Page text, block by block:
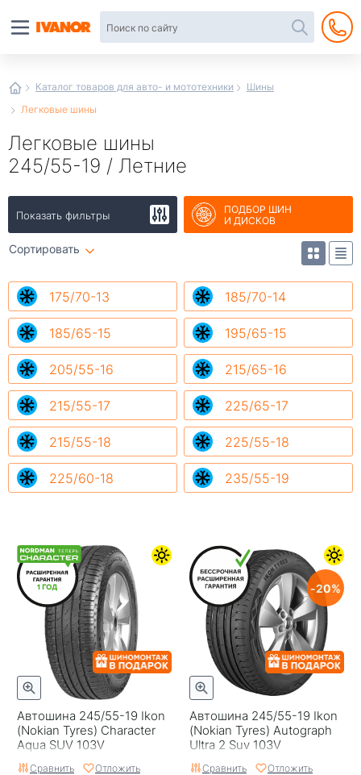
Каталог товаров для авто- и мототехники
Шины
Легковые шины
Легковые шины
245/55-19 / Летние
Показать фильтры
ПОДБОР ШИН
И ДИСКОВ
Сортировать
175/70-13 185/70-14
185/65-15 195/65-15
205/55-16 215/65-16
215/55-17 225/65-17
215/55-18 225/55-18
225/60-18 235/55-19
Автошина 245/55-19 Ikon
(Nokian Tyres) Character
Aqua SUV 103V
Сравнить Отложить
Автошина 245/55-19 Ikon
(Nokian Tyrеs) Autograph
Ultra 2 Suv 103V
20
Сравнить Отложить
интернет-